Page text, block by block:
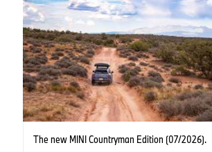
The new MINI Countryman Edition (07/2026).